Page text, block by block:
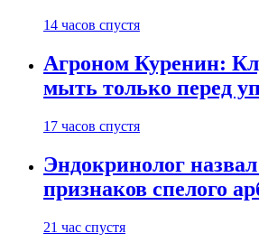
14 часов спустя
Агроном Куренин:
мыть только перед
17 часов спустя
Эндокринолог
признаков спелого
21 час спустя